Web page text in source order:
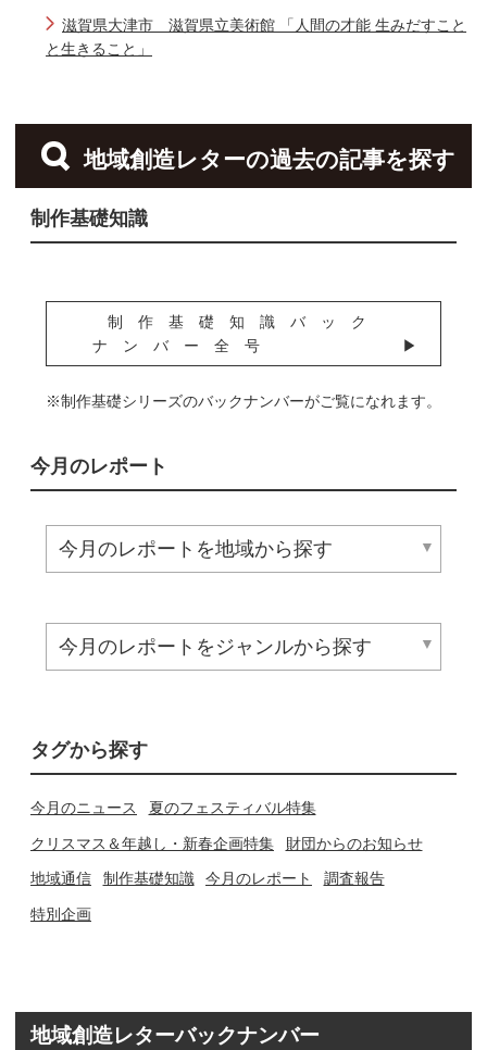
滋賀県大津市 滋賀県立美術館 「人間の才能 生みだすこと
と生きること」
地域創造レターの過去の記事を探す
制作基礎知識
制作基礎知識バック
ナンバー全号
※制作基礎シリーズのバックナンバーがご覧になれます。
今月のレポート
タグから探す
今月のニュース 夏のフェスティバル特集
クリスマス＆年越し・新春企画特集 財団からのお知らせ
地域通信 制作基礎知識 今月のレポート 調査報告
特別企画
地域創造レターバックナンバー